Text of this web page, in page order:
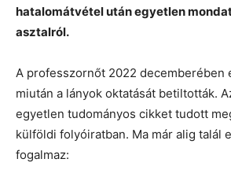
hatalomátvétel után egyetlen
asztalról.
A professzornőt 2022 decemberében
miután a lányok oktatását betiltották.
egyetlen tudományos cikket tudott
külföldi folyóiratban. Ma már alig talál
fogalmaz: